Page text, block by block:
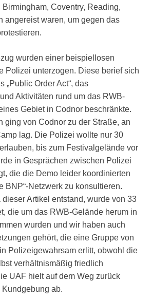
Birmingham, Coventry, Reading,
angereist waren, um gegen das
wurden einer beispiellosen
Polizei unterzogen. Diese berief sich
„Public Order Act“, das
Aktivitäten rund um das RWB-
Gebiet in Codnor beschränkte.
ging von Codnor zu der Straße, an
lag. Die Polizei wollte nur 30
bis zum Festivalgelände vor
in Gesprächen zwischen Polizei
die die Demo leider koordinierten
BNP“-Netzwerk zu konsultieren.
Artikel entstand, wurde von 33
die um das RWB-Gelände herum in
wurden und wir haben auch
gehört, die eine Gruppe von
Polizeigewahrsam erlitt, obwohl die
verhältnismäßig friedlich
UAF hielt auf dem Weg zurück
ab.